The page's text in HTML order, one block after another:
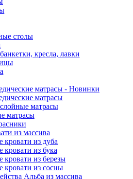
столы
кресла, лавки
матрасы - Новинки
матрасы
матрасы
матрасы
из массива
кровати из дуба
кровати из бука
кровати из березы
кровати из сосны
Альба из массива